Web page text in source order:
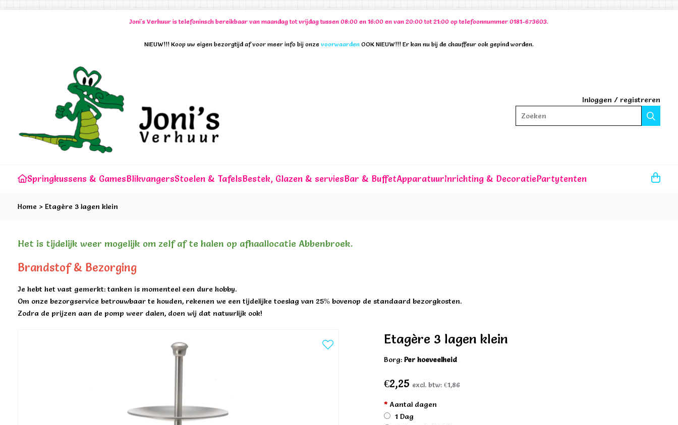
Joni's Verhuur is telefoninsch bereikbaar van maandag tot vrijdag tussen 08:00 en 16:00 en van 20:00 tot 21:00 op telefoonnummer 0181-673603.
NIEUW!!! Koop uw eigen bezorgtijd af voor meer info bij onze voorwaarden OOK NIEUW!!! Er kan nu bij de chauffeur ook gepind worden.
Inloggen / registreren
Zoeken
Springkussens & GamesBlikvangersStoelen & TafelsBestek, Glazen & serviesBar & BuffetApparatuurInrichting & DecoratiePartytenten
Home > Etagère 3 lagen klein
Het is tijdelijk weer mogelijk om zelf af te halen op afhaallocatie Abbenbroek.
Brandstof & Bezorging
Je hebt het vast gemerkt: tanken is momenteel een dure hobby.
Om onze bezorgservice betrouwbaar te houden, rekenen we een tijdelijke toeslag van 25% bovenop de standaard bezorgkosten.
Zodra de prijzen aan de pomp weer dalen, doen wij dat natuurlijk ook!
Etagère 3 lagen klein
Borg:Per hoeveelheid
€2,25 excl. btw:€1,86
* Aantal dagen
1 Dag